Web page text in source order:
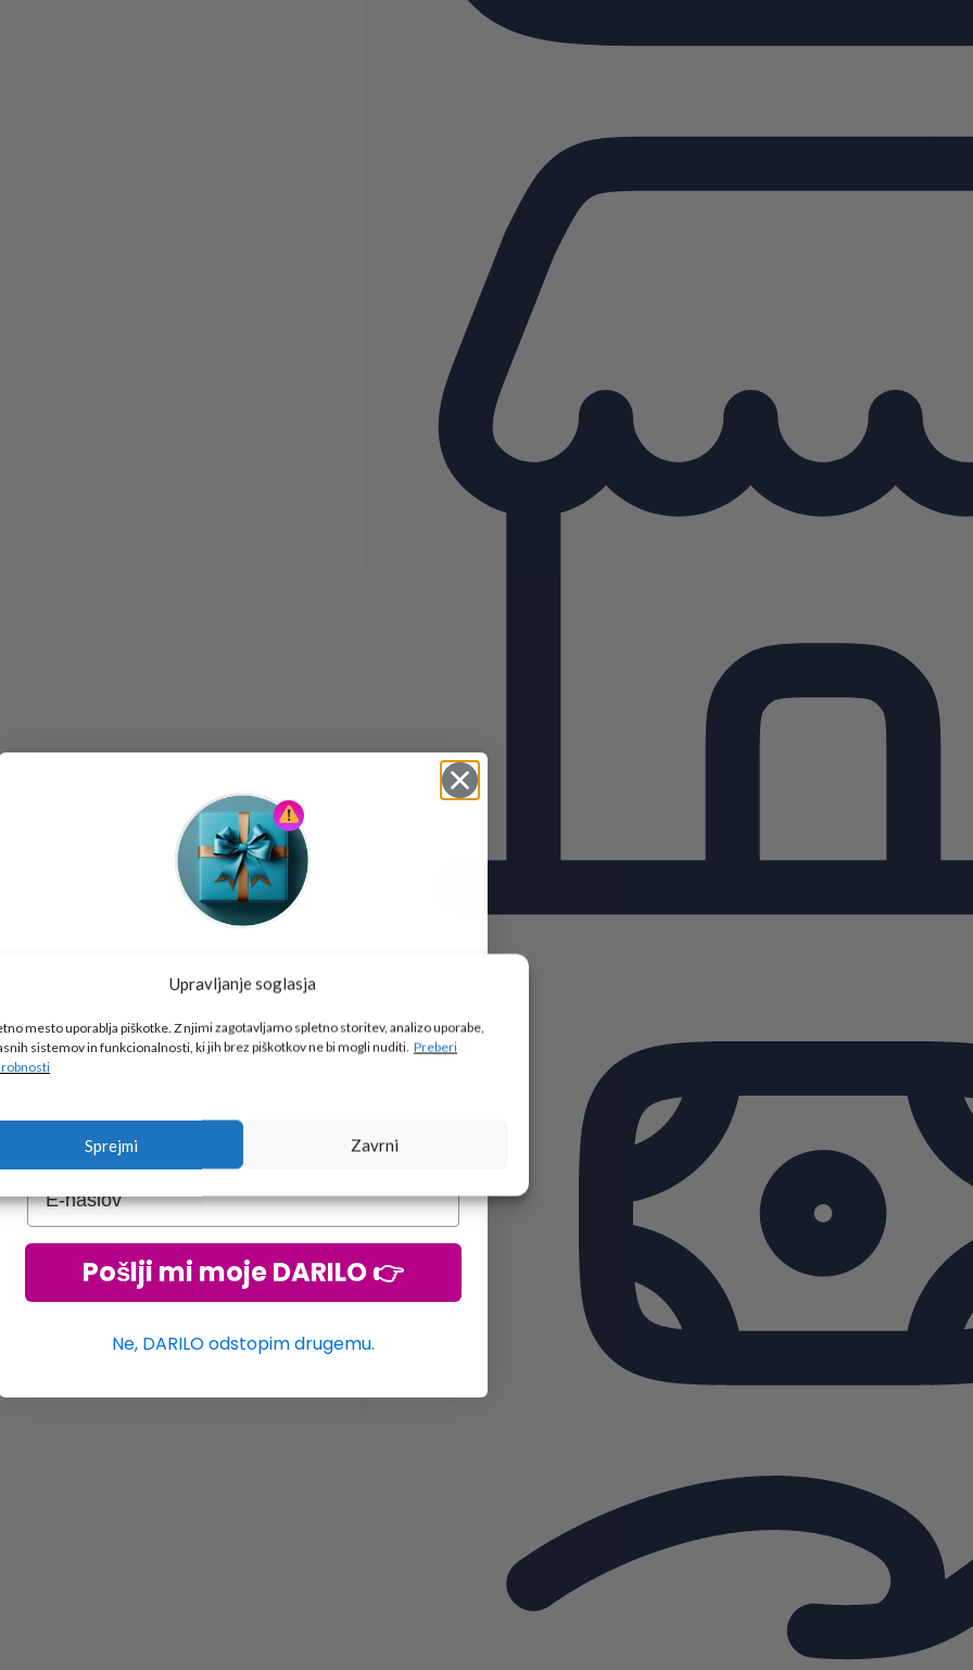
Upravljanje soglasja
mesto uporablja piškotke. Z njimi zagotavljamo spletno storitev, analizo uporabe,
sistemov in funkcionalnosti, ki jih brez piškotkov ne bi mogli nuditi. Preberi
Sprejmi Zavrni
🎁 DARILO
Vpiši podatke za prejem darilain se pridruži
Pošlji mi moje DARILO 👉
Ne, DARILO odstopim drugemu.